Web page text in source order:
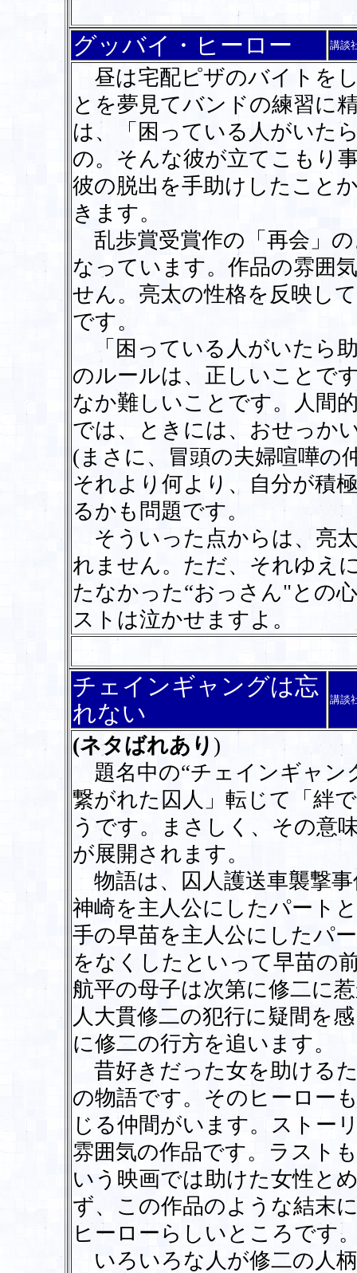
グッバイ・ヒーロー 講談
昼は宅配ピザのバイトを
とを夢見てバンドの練習に
は、「困っている人がいた
の。そんな彼が立てこもり
彼の脱出を手助けしたこと
きます。
乱歩賞受賞作の「再会」
なっています。作品の雰囲
せん。亮太の性格を反映し
です。
「困っている人がいたら
のルールは、正しいことで
なか難しいことです。人間
では、ときには、おせっか
(まさに、冒頭の夫婦喧嘩の
それより何より、自分が積
るかも問題です。
そういった点からは、亮
れません。ただ、それゆえ
たなかった“おっさん"との
ストは泣かせますよ。
チェインギャングは忘
れない
講談
(ネタばれあり)
題名中の“チェインギャン
繋がれた囚人」転じて「絆
うです。まさしく、その意
が展開されます。
物語は、囚人護送車襲撃
神崎を主人公にしたパート
手の早苗を主人公にしたパ
をなくしたといって早苗の
航平の母子は次第に修二に
人大貫修二の犯行に疑間を
に修二の行方を追います。
昔好きだった女を助ける
の物語です。そのヒーロー
じる仲間がいます。ストー
雰囲気の作品です。ラスト
いう映画では助けた女性と
ず、この作品のような結末
ヒーローらしいところです
いろいろな人が修二の人